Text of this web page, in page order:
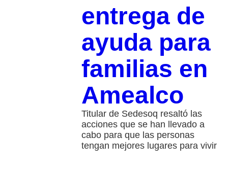
entrega de
ayuda para
familias en
Amealco
Titular de Sedesoq resaltó las
acciones que se han llevado a
cabo para que las personas
tengan mejores lugares para vivir